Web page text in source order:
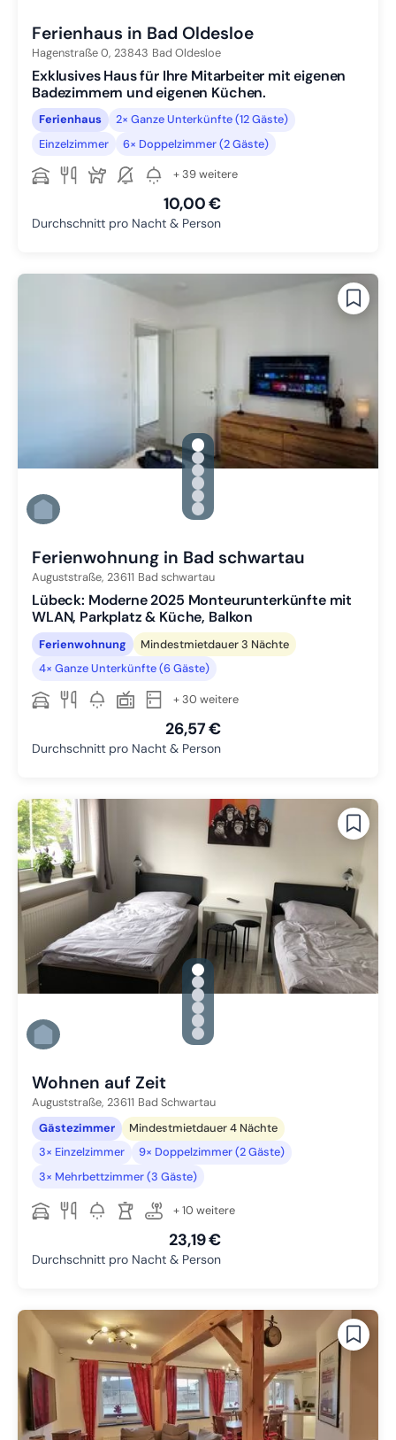
Ferienhaus in Bad Oldesloe
Hagenstraße 0, 23843 Bad Oldesloe
Exklusives Haus für Ihre Mitarbeiter mit eigenen
Badezimmern und eigenen Küchen.
Ferienhaus
2× Ganze Unterkünfte (12 Gäste)
Einzelzimmer
6× Doppelzimmer (2 Gäste)
+ 39 weitere
10,00 €
Durchschnitt pro Nacht & Person
gallery.slide_selector
Zu Slide 1 wechseln
Zu Slide 2 wechseln
Zu Slide 3 wechseln
Zu Slide 4 wechseln
Zu Slide 5 wechseln
Zu Slide 6 wechseln
Ferienwohnung in Bad schwartau
Auguststraße, 23611 Bad schwartau
Lübeck: Moderne 2025 Monteurunterkünfte mit
WLAN, Parkplatz & Küche, Balkon
Ferienwohnung
Mindestmietdauer 3 Nächte
4× Ganze Unterkünfte (6 Gäste)
+ 30 weitere
26,57 €
Durchschnitt pro Nacht & Person
gallery.slide_selector
Zu Slide 1 wechseln
Zu Slide 2 wechseln
Zu Slide 3 wechseln
Zu Slide 4 wechseln
Zu Slide 5 wechseln
Zu Slide 6 wechseln
Wohnen auf Zeit
Auguststraße, 23611 Bad Schwartau
Gästezimmer
Mindestmietdauer 4 Nächte
3× Einzelzimmer
9× Doppelzimmer (2 Gäste)
3× Mehrbettzimmer (3 Gäste)
+ 10 weitere
23,19 €
Durchschnitt pro Nacht & Person